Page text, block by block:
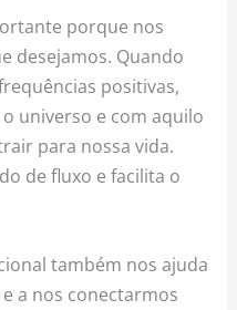
porque nos
desejamos. Quando
positivas,
universo e com aquilo
para nossa vida.
de fluxo e facilita o
também nos ajuda
a nos conectarmos